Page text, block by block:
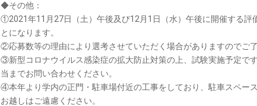
◆その他：
①2021年11月27日（土）午後及び12月1日（水）午後に開催する評
とになります。
②応募数等の理由により選考させていただく場合がありますのでご了
③新型コロナウイルス感染症の拡大防止対策の上、試験実施予定で
当までお問い合わせください。
④本年より学内の正門・駐車場付近の工事をしており、駐車スペー
お越しはご遠慮ください。